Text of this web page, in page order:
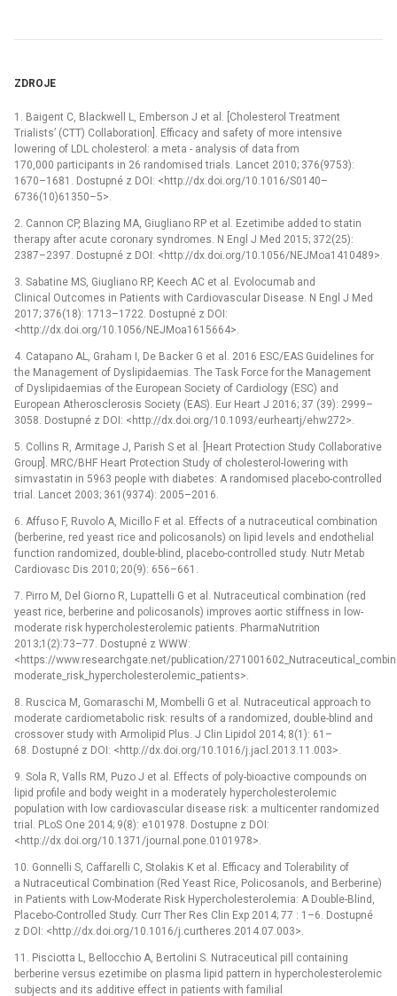
ZDROJE
1. Baigent C, Blackwell L, Emberson J et al. [Cholesterol Treatment
Trialists’ (CTT) Collaboration]. Efficacy and safety of more intensive
lowering of LDL cholesterol: a meta -⁠ analysis of data from
170,000 participants in 26 randomised trials. Lancet 2010; 376(9753):
1670–1681. Dostupné z DOI: <http://dx.doi.org/10.1016/S0140–
6736(10)61350–5>.
2. Cannon CP, Blazing MA, Giugliano RP et al. Ezetimibe added to statin
therapy after acute coronary syndromes. N Engl J Med 2015; 372(25):
2387–2397. Dostupné z DOI: <http://dx.doi.org/10.1056/NEJMoa1410489>.
3. Sabatine MS, Giugliano RP, Keech AC et al. Evolocumab and
Clinical Outcomes in Patients with Cardiovascular Disease. N Engl J Med
2017; 376(18): 1713–1722. Dostupné z DOI:
<http://dx.doi.org/10.1056/NEJMoa1615664>.
4. Catapano AL, Graham I, De Backer G et al. 2016 ESC/EAS Guidelines for
the Management of Dyslipidaemias. The Task Force for the Management
of Dyslipidaemias of the European Society of Cardiology (ESC) and
European Atherosclerosis Society (EAS). Eur Heart J 2016; 37 (39): 2999–
3058. Dostupné z DOI: <http://dx.doi.org/10.1093/eurheartj/ehw272>.
5. Collins R, Armitage J, Parish S et al. [Heart Protection Study Collaborative
Group]. MRC/BHF Heart Protection Study of cholesterol-lowering with
simvastatin in 5963 people with diabetes: A randomised placebo-controlled
trial. Lancet 2003; 361(9374): 2005–2016.
6. Affuso F, Ruvolo A, Micillo F et al. Effects of a nutraceutical combination
(berberine, red yeast rice and policosanols) on lipid levels and endothelial
function randomized, double-blind, placebo-controlled study. Nutr Metab
Cardiovasc Dis 2010; 20(9): 656–661.
7. Pirro M, Del Giorno R, Lupattelli G et al. Nutraceutical combination (red
yeast rice, berberine and policosanols) improves aortic stiffness in low-
moderate risk hypercholesterolemic patients. PharmaNutrition
2013;1(2):73–77. Dostupné z WWW:
<https://www.researchgate.net/publication/
moderate_risk_hypercholesterolemic_patients>.
8. Ruscica M, Gomaraschi M, Mombelli G et al. Nutraceutical approach to
moderate cardiometabolic risk: results of a randomized, double-blind and
crossover study with Armolipid Plus. J Clin Lipidol 2014; 8(1): 61–
68. Dostupné z DOI: <http://dx.doi.org/10.1016/j.jacl.2013.11.003>.
9. Sola R, Valls RM, Puzo J et al. Effects of poly-bioactive compounds on
lipid profile and body weight in a moderately hypercholesterolemic
population with low cardiovascular disease risk: a multicenter randomized
trial. PLoS One 2014; 9(8): e101978. Dostupne z DOI:
<http://dx.doi.org/10.1371/journal.pone.0101978>.
10. Gonnelli S, Caffarelli C, Stolakis K et al. Efficacy and Tolerability of
a Nutraceutical Combination (Red Yeast Rice, Policosanols, and Berberine)
in Patients with Low-Moderate Risk Hypercholesterolemia: A Double-Blind,
Placebo-Controlled Study. Curr Ther Res Clin Exp 2014; 77 : 1–6. Dostupné
z DOI: <http://dx.doi.org/10.1016/j.curtheres.2014.07.003>.
11. Pisciotta L, Bellocchio A, Bertolini S. Nutraceutical pill containing
berberine versus ezetimibe on plasma lipid pattern in hypercholesterolemic
subjects and its additive effect in patients with familial